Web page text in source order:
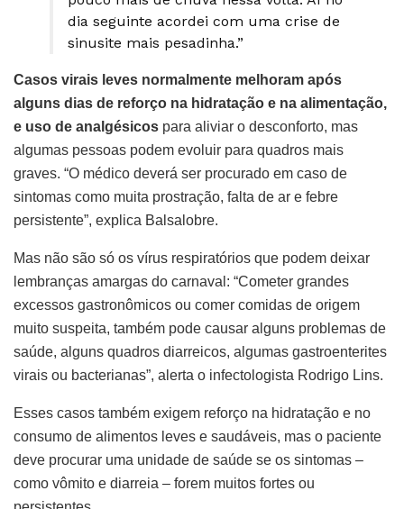
dia seguinte acordei com uma crise de
sinusite mais pesadinha.”
Casos virais leves normalmente melhoram após
alguns dias de reforço na hidratação e na alimentação,
e uso de analgésicos para aliviar o desconforto, mas
algumas pessoas podem evoluir para quadros mais
graves. “O médico deverá ser procurado em caso de
sintomas como muita prostração, falta de ar e febre
persistente”, explica Balsalobre.
Mas não são só os vírus respiratórios que podem deixar
lembranças amargas do carnaval: “Cometer grandes
excessos gastronômicos ou comer comidas de origem
muito suspeita, também pode causar alguns problemas de
saúde, alguns quadros diarreicos, algumas gastroenterites
virais ou bacterianas”, alerta o infectologista Rodrigo Lins.
Esses casos também exigem reforço na hidratação e no
consumo de alimentos leves e saudáveis, mas o paciente
deve procurar uma unidade de saúde se os sintomas –
como vômito e diarreia – forem muitos fortes ou